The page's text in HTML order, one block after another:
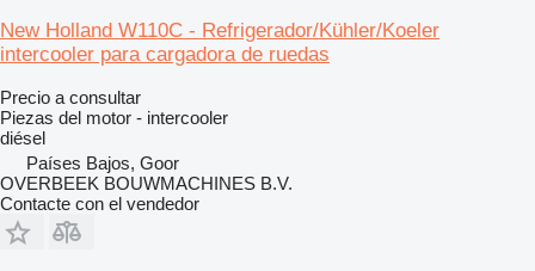
New Holland W110C - Refrigerador/Kühler/Koeler
intercooler para cargadora de ruedas
Precio a consultar
Piezas del motor - intercooler
diésel
Países Bajos, Goor
OVERBEEK BOUWMACHINES B.V.
Contacte con el vendedor